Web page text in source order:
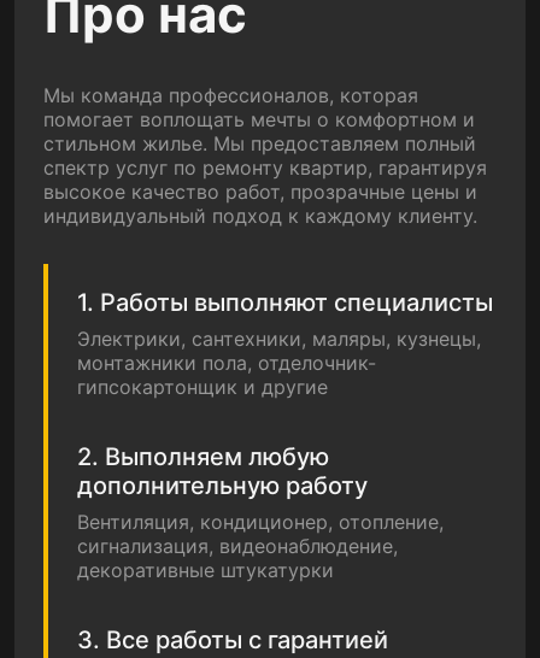
Про нас
Мы команда профессионалов, которая
помогает воплощать мечты о комфортном и
стильном жилье. Мы предоставляем полный
спектр услуг по ремонту квартир, гарантируя
высокое качество работ, прозрачные цены и
индивидуальный подход к каждому клиенту.
1. Работы выполняют специалисты
Электрики, сантехники, маляры, кузнецы,
монтажники пола, отделочник-
гипсокартонщик и другие
2. Выполняем любую
дополнительную работу
Вентиляция, кондиционер, отопление,
сигнализация, видеонаблюдение,
декоративные штукатурки
3. Все работы с гарантией